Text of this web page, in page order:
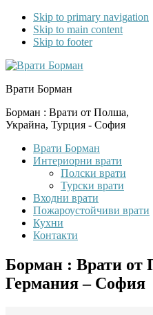
Skip to primary navigation
Skip to main content
Skip to footer
Врати Борман
Борман : Врати от Полша,
Украйна, Турция - София
Врати Борман
Интериорни врати
Полски врати
Турски врати
Входни врати
Пожароустойчиви врати
Кухни
Контакти
Борман : Врати от
Германия – София